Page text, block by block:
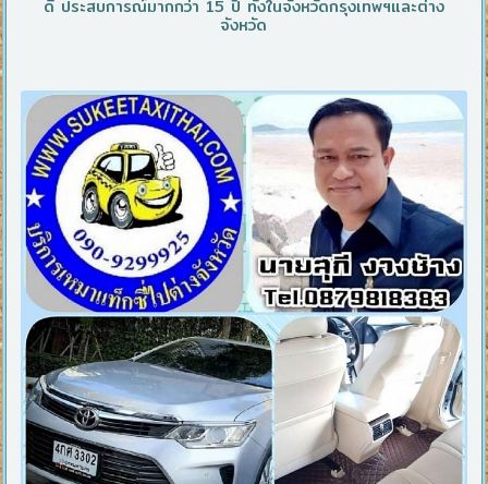
ดี ประสบการณ์มากกว่า 15 ปี ทั้งในจังหวัดกรุงเทพฯและต่าง
จังหวัด